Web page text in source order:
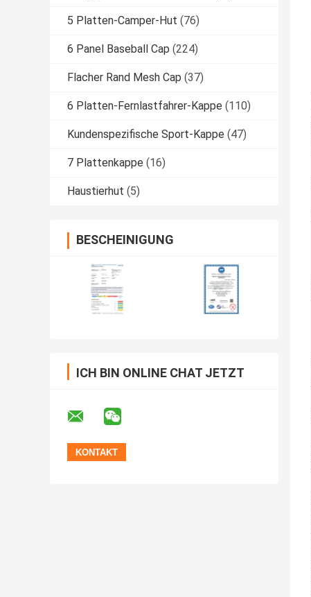
5 Platten-Camper-Hut (76)
6 Panel Baseball Cap (224)
Flacher Rand Mesh Cap (37)
6 Platten-Fernlastfahrer-Kappe (110)
Kundenspezifische Sport-Kappe (47)
7 Plattenkappe (16)
Haustierhut (5)
BESCHEINIGUNG
ICH BIN ONLINE CHAT JETZT